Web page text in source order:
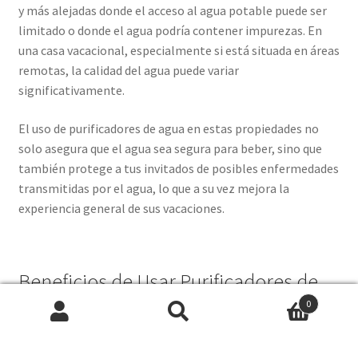
y más alejadas donde el acceso al agua potable puede ser
limitado o donde el agua podría contener impurezas. En
una casa vacacional, especialmente si está situada en áreas
remotas, la calidad del agua puede variar
significativamente.
El uso de purificadores de agua en estas propiedades no
solo asegura que el agua sea segura para beber, sino que
también protege a tus invitados de posibles enfermedades
transmitidas por el agua, lo que a su vez mejora la
experiencia general de sus vacaciones.
Beneficios de Usar Purificadores de
Agua
0